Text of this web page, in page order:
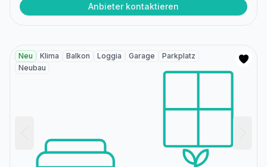
Anbieter kontaktieren
Neu Klima Balkon Loggia Garage
Parkplatz
Neubau